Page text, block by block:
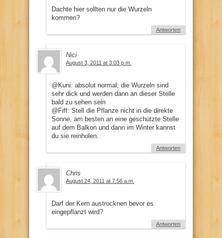
Dachte hier sollten nur die Wurzeln
kommen?
Antworten
Nici
August 3, 2011 at 3:03 p.m.
@Kuni: absolut normal, die Wurzeln sind
sehr dick und werden dann an dieser Stelle
bald zu sehen sein
@Fiff: Stell die Pflanze nicht in die direkte
Sonne, am besten an eine geschützte Stelle
auf dem Balkon und dann im Winter kannst
du sie reinholen.
Antworten
Chris
August 24, 2011 at 7:56 a.m.
Darf der Kern austrocknen bevor es
eingepflanzt wird?
Antworten